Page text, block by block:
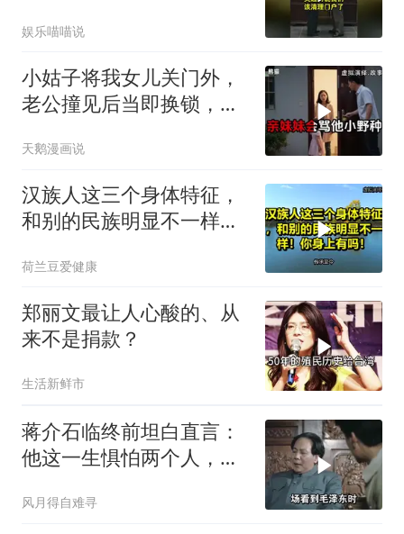
娱乐喵喵说
小姑子将我女儿关门外，
老公撞见后当即换锁，将
天鹅漫画说
汉族人这三个身体特征，
和别的民族明显不一样！
荷兰豆爱健康
郑丽文最让人心酸的、从
来不是捐款？
生活新鲜市
蒋介石临终前坦白直言：
他这一生惧怕两个人，却
风月得自难寻